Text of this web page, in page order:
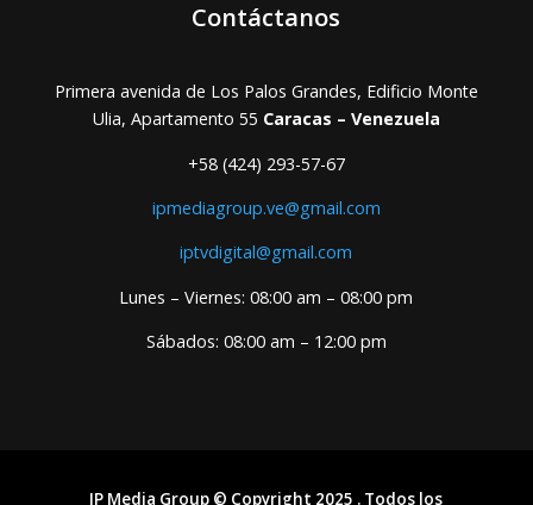
Contáctanos
Primera avenida de Los Palos Grandes, Edificio Monte
Ulia, Apartamento 55 Caracas – Venezuela
+58 (424) 293-57-67
ipmediagroup.ve@gmail.com
iptvdigital@gmail.com
Lunes – Viernes: 08:00 am – 08:00 pm
Sábados: 08:00 am – 12:00 pm
IP Media Group © Copyright 2025 . Todos los